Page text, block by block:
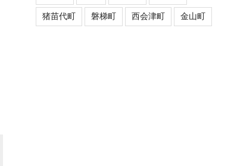
猪苗代町 磐梯町 西会津町 金山町